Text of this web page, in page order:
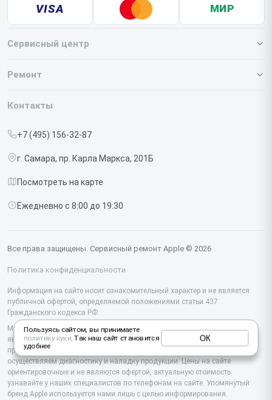
VISA МИР
Сервисный центр
О нашем сервисе
Срочный ремонт
Доставка и способы оплаты
Диагностика
Контакты
Ремонт
Iphone
Studio Display
Vision Pro
Контакты
+7 (495) 156-32-87
г. Самара, пр. Карла Маркса, 201Б
Посмотреть на карте
Ежедневно с 8:00 до 19:30
Все права защищены. Сервисный ремонт Apple © 2026
Политика конфиденциальности
Информация на сайте носит ознакомительный характер и не является
публичной офертой, определяемой положениями статьи 437
Гражданского кодекса РФ.
Мы специализируемся на обслуживании и ремонте техники Apple, но не
являемся их официальным представителем. Предоставляем
профессиональные услуги после истечения гарантии, а также
осуществляем диагностику и наладку продукции. Цены на сайте
ориентировочные и не являются офертой, актуальную стоимость
узнавайте у наших специалистов по телефонам на сайте. Упомянутый
бренд Apple используется нами лишь с целью информирования.
Пользуясь сайтом, вы принимаете
политику куки. Так наш сайт становится
удобнее
ОК